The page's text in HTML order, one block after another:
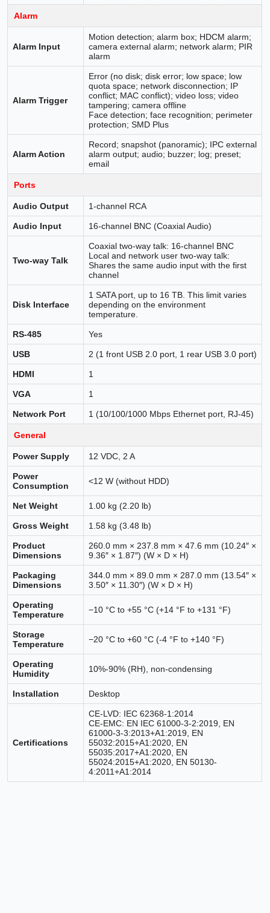
Alarm
Alarm Input
Motion detection; alarm box; HDCM alarm;
camera external alarm; network alarm; PIR
alarm
Alarm Trigger
Error (no disk; disk error; low space; low
quota space; network disconnection; IP
conflict; MAC conflict); video loss; video
tampering; camera offline
Face detection; face recognition; perimeter
protection; SMD Plus
Alarm Action
Record; snapshot (panoramic); IPC external
alarm output; audio; buzzer; log; preset;
email
Ports
Audio Output 1-channel RCA
Audio Input 16-channel BNC (Coaxial Audio)
Two-way Talk
Coaxial two-way talk: 16-channel BNC
Local and network user two-way talk:
Shares the same audio input with the first
channel
Disk Interface
1 SATA port, up to 16 TB. This limit varies
depending on the environment
temperature.
RS-485 Yes
USB 2 (1 front USB 2.0 port, 1 rear USB 3.0 port)
HDMI 1
VGA 1
Network Port 1 (10/100/1000 Mbps Ethernet port, RJ-45)
General
Power Supply 12 VDC, 2 A
Power
Consumption
<12 W (without HDD)
Net Weight 1.00 kg (2.20 lb)
Gross Weight 1.58 kg (3.48 lb)
Product
Dimensions
260.0 mm × 237.8 mm × 47.6 mm (10.24″ ×
9.36″ × 1.87″) (W × D × H)
Packaging
Dimensions
344.0 mm × 89.0 mm × 287.0 mm (13.54″ ×
3.50″ × 11.30″) (W × D × H)
Operating
Temperature
−10 °C to +55 °C (+14 °F to +131 °F)
Storage
Temperature
−20 °C to +60 °C (-4 °F to +140 °F)
Operating
Humidity
10%-90% (RH), non-condensing
Installation Desktop
Certifications
CE-LVD: IEC 62368-1:2014
CE-EMC: EN IEC 61000-3-2:2019, EN
61000-3-3:2013+A1:2019, EN
55032:2015+A1:2020, EN
55035:2017+A1:2020, EN
55024:2015+A1:2020, EN 50130-
4:2011+A1:2014